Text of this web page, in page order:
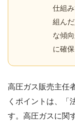
仕組
組ん
な傾
に確
高圧ガス販売主任
くポイントは、「
す。高圧ガスに関